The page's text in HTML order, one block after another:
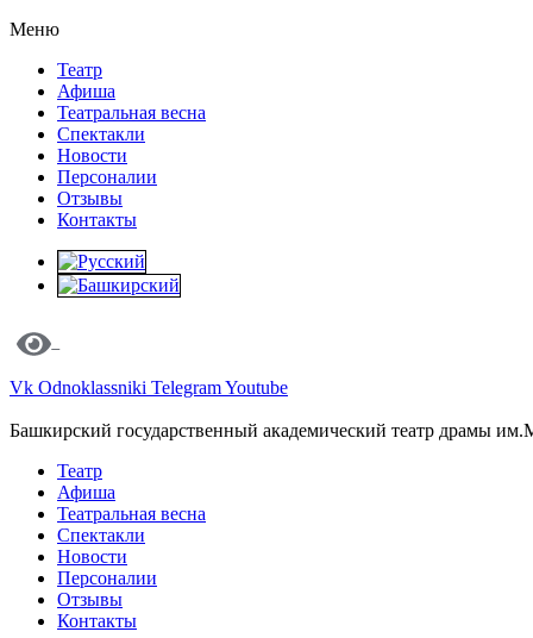
Меню
Театр
Афиша
Театральная весна
Спектакли
Новости
Персоналии
Отзывы
Контакты
Vk Odnoklassniki TelegramYoutube
Башкирский государственный академический театр драмы
Театр
Афиша
Театральная весна
Спектакли
Новости
Персоналии
Отзывы
Контакты